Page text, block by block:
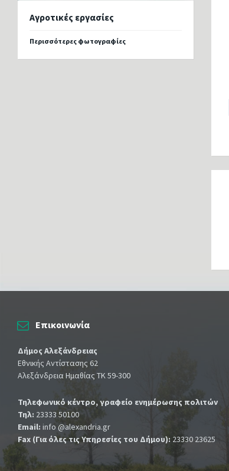
Αγροτικές εργασίες
Περισσότερες φωτογραφίες
Επικοινωνία
Δήμος Αλεξάνδρειας
Εθνικής Αντίστασης 62
Αλεξάνδρεια Ημαθίας ΤΚ 59-300
Τηλεφωνικό κέντρο, γραφείο ενημέρωσης πολιτών
Τηλ: 23333 50100
Email: info @alexandria.gr
Fax (Για όλες τις Υπηρεσίες του Δήμου): 23330 23625